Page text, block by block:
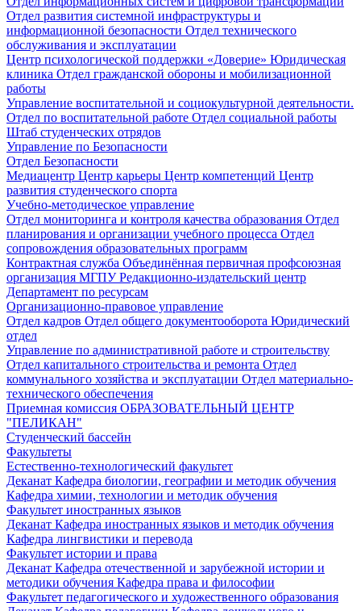
Отдел развития системной инфраструктуры и
информационной безопасности Отдел технического
обслуживания и эксплуатации
Центр психологической поддержки «Доверие» Юридическая
клиника Отдел гражданской обороны и мобилизационной
работы
Управление воспитательной и социокультурной деятельности.
Отдел по воспитательной работе Отдел социальной работы
Штаб студенческих отрядов
Управление по Безопасности
Отдел Безопасности
Медиацентр Центр карьеры Центр компетенций Центр
развития студенческого спорта
Учебно-методическое управление
Отдел мониторинга и контроля качества образования Отдел
планирования и организации учебного процесса Отдел
сопровождения образовательных программ
Контрактная служба Объединённая первичная профсоюзная
организация МГПУРедакционно-издательский центр
Департамент по ресурсам
Организационно-правовое управление
Отдел кадров Отдел общего документооборота Юридический
отдел
Управление по административной работе и строительству
Отдел капитального строительства и ремонта Отдел
коммунального хозяйства и эксплуатации Отдел материально-
технического обеспечения
Приемная комиссия ОБРАЗОВАТЕЛЬНЫЙ ЦЕНТР
"ПЕЛИКАН"
Студенческий бассейн
Факультеты
Естественно-технологический факультет
Деканат Кафедра биологии, географии и методик обучения
Кафедра химии, технологии и методик обучения
Факультет иностранных языков
Деканат Кафедра иностранных языков и методик обучения
Кафедра лингвистики и перевода
Факультет истории и права
Деканат Кафедра отечественной и зарубежной истории и
методики обучения Кафедра права и философии
Факультет педагогического и художественного образования